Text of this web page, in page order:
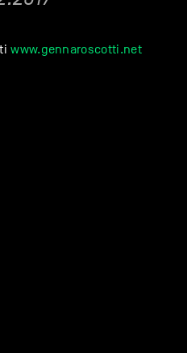
www.gennaroscotti.net